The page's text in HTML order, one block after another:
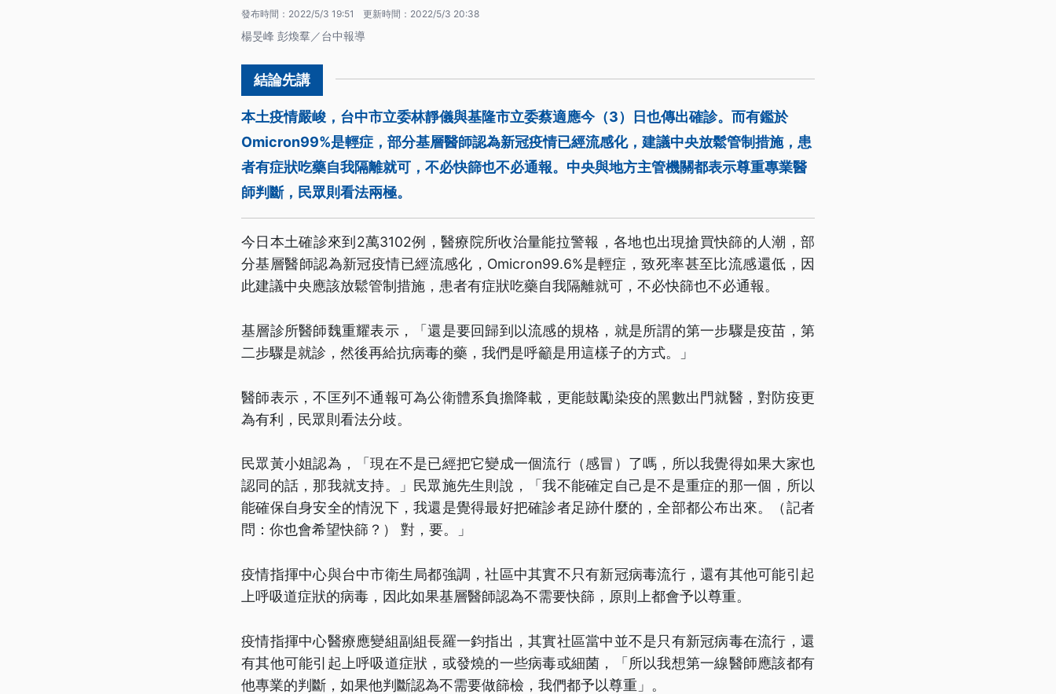
發布時間： 2022/5/3 19:51 更新時間： 2022/5/3 20:38
楊旻峰 彭煥羣／台中報導
本土疫情嚴峻，台中市立委林靜儀與基隆市立委蔡適應今（3）日也傳出確診。而有鑑於
Omicron99%是輕症，部分基層醫師認為新冠疫情已經流感化，建議中央放鬆管制措施，患
者有症狀吃藥自我隔離就可，不必快篩也不必通報。中央與地方主管機關都表示尊重專業醫
師判斷，民眾則看法兩極。
今日本土確診來到2萬3102例，醫療院所收治量能拉警報，各地也出現搶買快篩的人潮，部
分基層醫師認為新冠疫情已經流感化，Omicron99.6%是輕症，致死率甚至比流感還低，因
此建議中央應該放鬆管制措施，患者有症狀吃藥自我隔離就可，不必快篩也不必通報。
基層診所醫師魏重耀表示，「還是要回歸到以流感的規格，就是所謂的第一步驟是疫苗，第
二步驟是就診，然後再給抗病毒的藥，我們是呼籲是用這樣子的方式。」
醫師表示，不匡列不通報可為公衛體系負擔降載，更能鼓勵染疫的黑數出門就醫，對防疫更
為有利，民眾則看法分歧。
民眾黃小姐認為，「現在不是已經把它變成一個流行（感冒）了嗎，所以我覺得如果大家也
認同的話，那我就支持。」民眾施先生則說，「我不能確定自己是不是重症的那一個，所以
能確保自身安全的情況下，我還是覺得最好把確診者足跡什麼的，全部都公布出來。（記者
問：你也會希望快篩？） 對，要。」
疫情指揮中心與台中市衛生局都強調，社區中其實不只有新冠病毒流行，還有其他可能引起
上呼吸道症狀的病毒，因此如果基層醫師認為不需要快篩，原則上都會予以尊重。
疫情指揮中心醫療應變組副組長羅一鈞指出，其實社區當中並不是只有新冠病毒在流行，還
有其他可能引起上呼吸道症狀，或發燒的一些病毒或細菌，「所以我想第一線醫師應該都有
他專業的判斷，如果他判斷認為不需要做篩檢，我們都予以尊重」。